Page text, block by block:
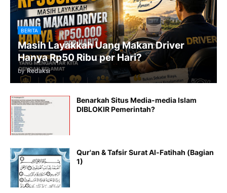
BERITA
Masih Layakkah Uang Makan Driver
Hanya Rp50 Ribu per Hari?
by Redaksi
Benarkah Situs Media-media Islam
DIBLOKIR Pemerintah?
Qur'an & Tafsir Surat Al-Fatihah (Bagian
1)